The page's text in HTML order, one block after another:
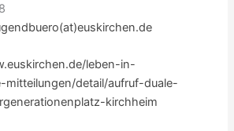
leben-in-
mitteilungen/detail/aufruf-duale-
kirchheim